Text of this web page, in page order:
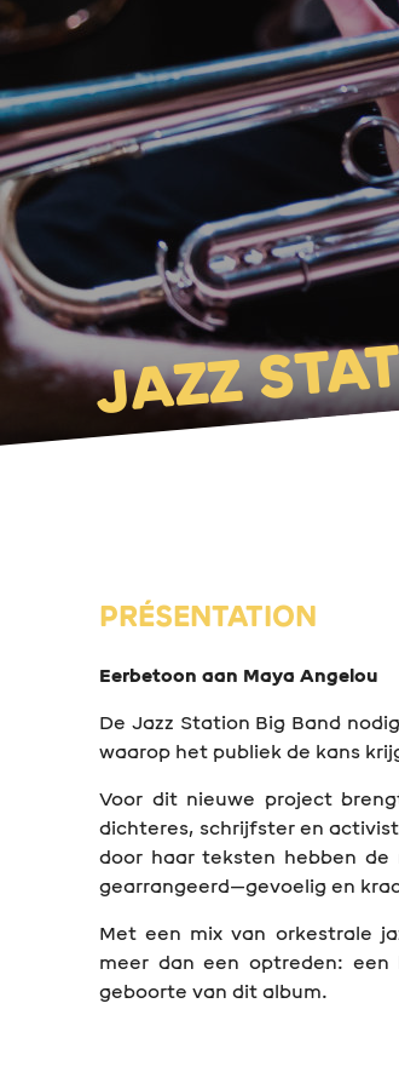
JAZZ
PRÉSENTATION
Eerbetoon aan Maya Angelou
De Jazz Station Big Band
waarop het publiek de kans
Voor dit nieuwe project
dichteres, schrijfster en
door haar teksten hebben de
gearrangeerd—gevoelig en
Met een mix van orkestrale
meer dan een optreden:
geboorte van dit album.